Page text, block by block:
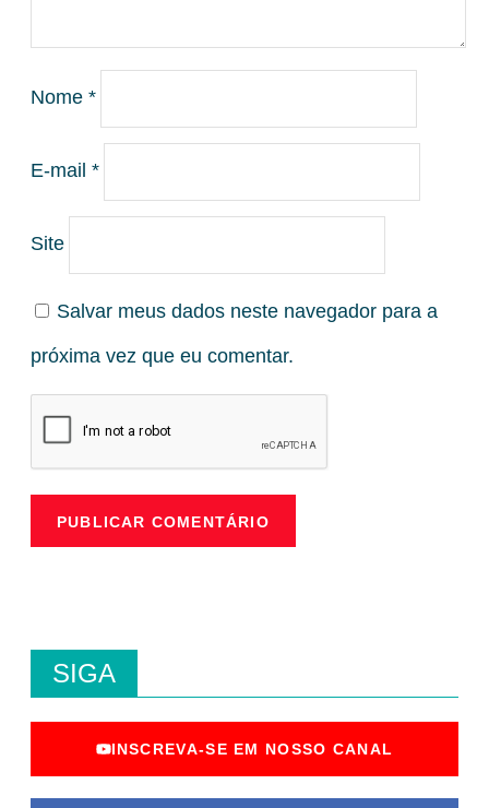
Nome *
E-mail *
Site
Salvar meus dados neste navegador para a
próxima vez que eu comentar.
SIGA
INSCREVA-SE EM NOSSO CANAL